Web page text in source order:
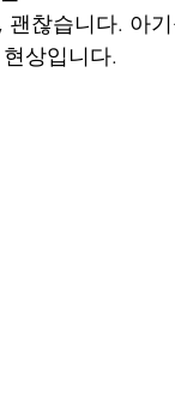
괜찮습니다. 아
현상입니다.